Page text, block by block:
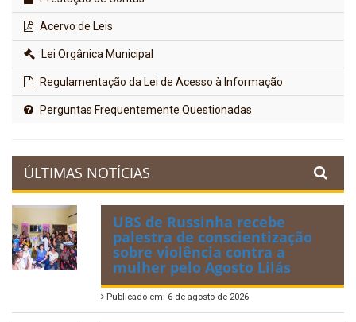
Acervo de Leis
Lei Orgânica Municipal
Regulamentação da Lei de Acesso à Informação
Perguntas Frequentemente Questionadas
ÚLTIMAS NOTÍCIAS
UBS de Russinha recebe
palestra de conscientização
sobre violência contra a
mulher pelo Agosto Lilás
Publicado em: 6 de agosto de 2026